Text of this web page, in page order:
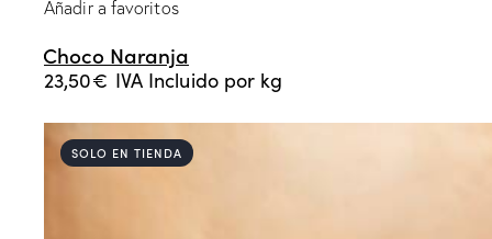
Añadir a favoritos
Choco Naranja
23,50€ IVA Incluidopor kg
SOLO EN TIENDA